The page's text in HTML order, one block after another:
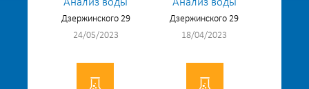
Анализ воды
Дзержинского 29
24/05/2023
Анализ воды
Дзержинского 29
18/04/2023